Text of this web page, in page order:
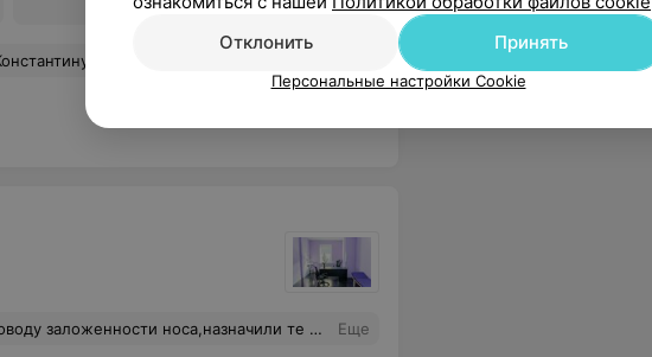
но и выполняет блокады. Причем по итогу диагностики Константин Сергеевич абсолютно верно установил причину боли - ею оказалась привычка работы за компьютером, которую я сама не замечала
у ребенка нет, пошла к участковому лору,та обнаружила гнойные выделения и назначила рентген пазух,на снимке затемнения в пазухах. за что взяли деньги,за такую некомпетентность! Очень негативное отношение к таким врачам! Еще
Отклонить
Принять
Персональные настройки Cookie